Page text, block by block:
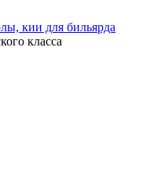
класса